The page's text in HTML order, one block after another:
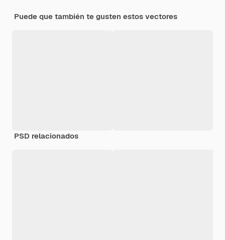
Puede que también te gusten estos vectores
PSD relacionados